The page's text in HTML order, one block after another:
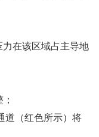
在该区域占主导地
道（红色所示）将